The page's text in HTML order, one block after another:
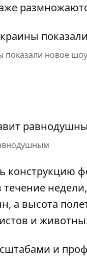
показали новое
конструкцию
а высота
и
и